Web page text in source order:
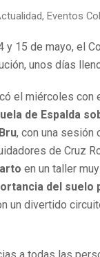
,Eventos
y 15 de mayo, el
unos días
el miércoles con
de Espalda
, con una sesión
de Cruz
en un taller
del suelo
un divertido